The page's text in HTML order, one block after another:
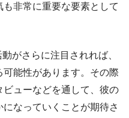
非常に重要な要素として
がさらに注目されれば、
可能性があります。その際
ューなどを通して、彼の
なっていくことが期待さ